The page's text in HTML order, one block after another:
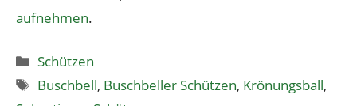
aufnehmen.
Kategorien
Schützen
Schlagwörter
Buschbell, Buschbeller Schützen, Krönungsball,